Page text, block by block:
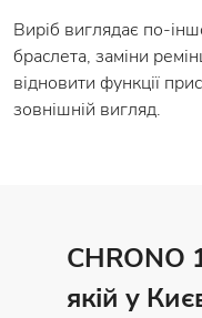
Виріб виглядає по-
браслета, заміни
відновити функції
зовнішній вигляд.
CHRONO
якій у